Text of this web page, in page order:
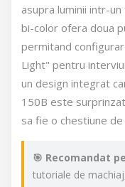
asupra luminii intr-
bi-color ofera doua
permitand
Light" pentru
un design integrat
150B este
sa fie o chestiune
🎯 Recomandat
tutoriale de